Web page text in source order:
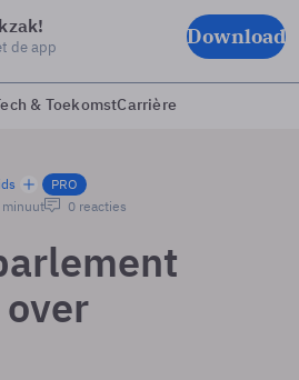
de app Download
& ToekomstCarrière
PRO
0 reacties